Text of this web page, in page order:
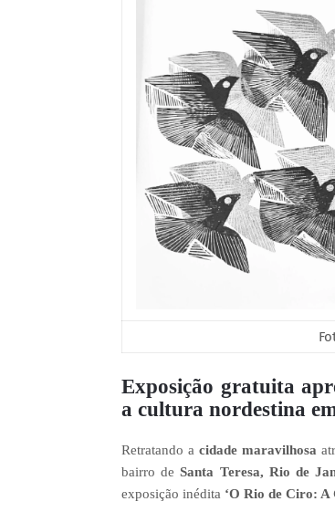
Exposição gratuita
a cultura nordestina
Retratando a cidade maravilhosa
bairro deSanta Teresa, Rio de
exposição inédita ‘O Rio de Ciro: A